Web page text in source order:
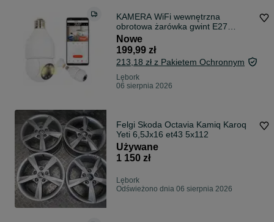
KAMERA WiFi wewnętrzna
obrotowa żarówka gwint E27
Monitoring TUYA 3MP
Nowe
199,99 zł
213,18 zł z Pakietem Ochronnym
Lębork
06 sierpnia 2026
Felgi Skoda Octavia Kamiq Karoq
Yeti 6,5Jx16 et43 5x112
Używane
1 150 zł
Lębork
Odświeżono dnia 06 sierpnia 2026